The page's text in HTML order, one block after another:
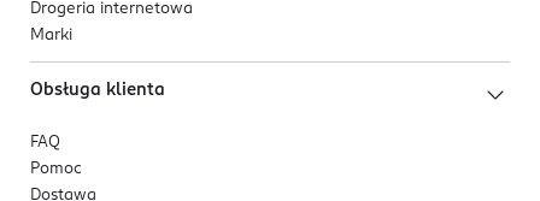
Drogeria internetowa
Marki
Obsługa klienta
FAQ
Pomoc
Dostawa